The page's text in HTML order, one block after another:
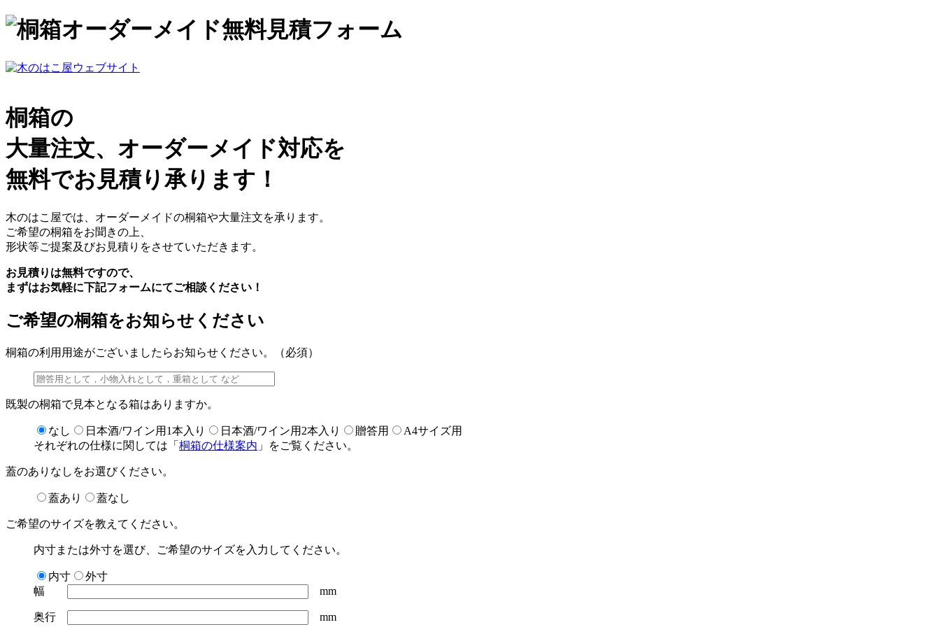
桐箱の
大量注文、オーダーメイド対応を
無料でお見積り承ります！
木のはこ屋では、オーダーメイドの桐箱や大量注文を承ります。
ご希望の桐箱をお聞きの上、
形状等ご提案及びお見積りをさせていただきます。
お見積りは無料ですので、
まずはお気軽に下記フォームにてご相談ください！
ご希望の桐箱をお知らせください
桐箱の利用用途がございましたらお知らせください。（必須）
既製の桐箱で見本となる箱はありますか。
なし 日本酒/ワイン用1本入り 日本酒/ワイン用2本入り 贈答用
A4サイズ用
それぞれの仕様に関しては「 桐箱の仕様案内 」をご覧ください。
蓋のありなしをお選びください。
蓋あり 蓋なし
ご希望のサイズを教えてください。
内寸または外寸を選び、ご希望のサイズを入力してください。
内寸
外寸
幅
mm
奥行 mm